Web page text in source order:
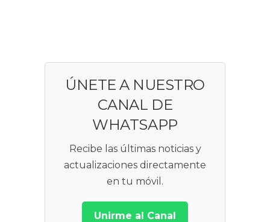
ÚNETE A NUESTRO
CANAL DE
WHATSAPP
Recibe las últimas noticias y
actualizaciones directamente
en tu móvil.
Unirme al Canal